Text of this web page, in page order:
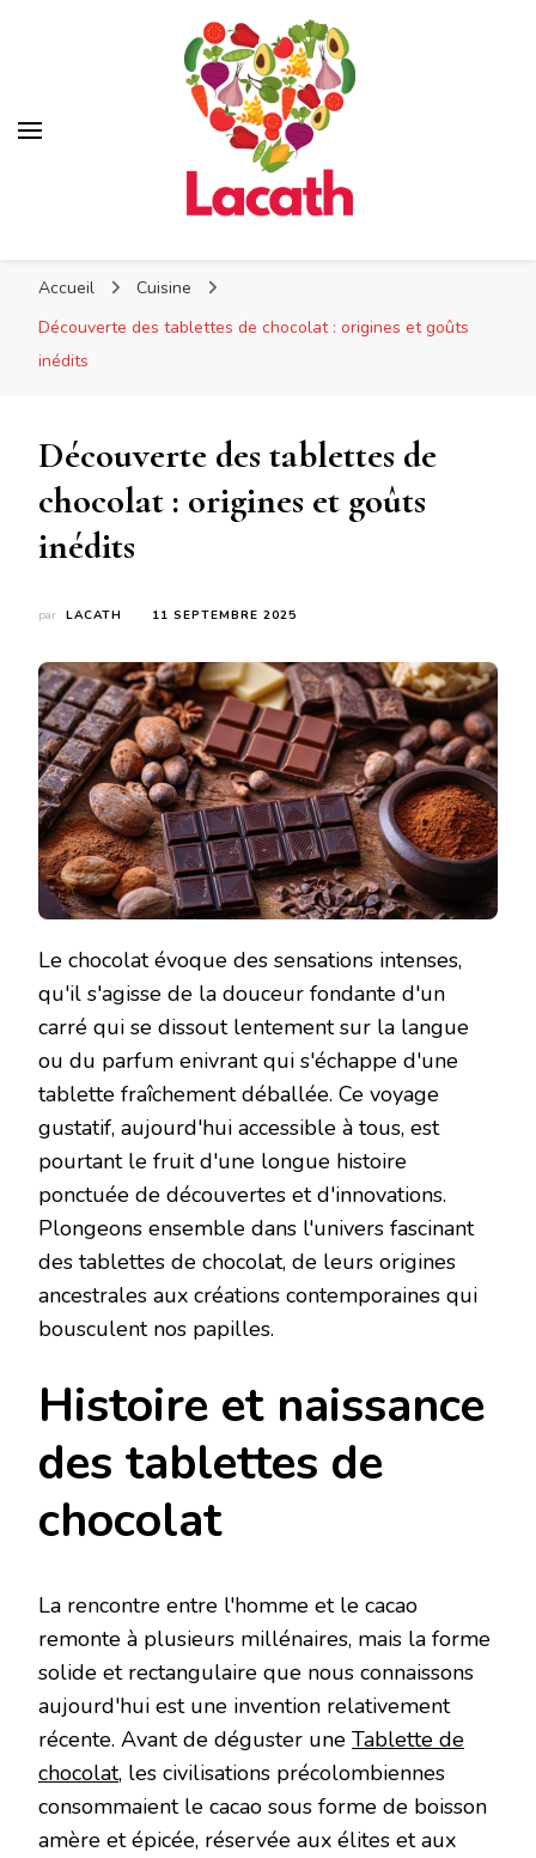
Accueil
Cuisine
Découverte des tablettes de chocolat : origines et goûts
inédits
Découverte des tablettes de
chocolat : origines et goûts
inédits
par LACATH 11 SEPTEMBRE 2025
Le chocolat évoque des sensations intenses,
qu'il s'agisse de la douceur fondante d'un
carré qui se dissout lentement sur la langue
ou du parfum enivrant qui s'échappe d'une
tablette fraîchement déballée. Ce voyage
gustatif, aujourd'hui accessible à tous, est
pourtant le fruit d'une longue histoire
ponctuée de découvertes et d'innovations.
Plongeons ensemble dans l'univers fascinant
des tablettes de chocolat, de leurs origines
ancestrales aux créations contemporaines qui
bousculent nos papilles.
Histoire et naissance
des tablettes de
chocolat
La rencontre entre l'homme et le cacao
remonte à plusieurs millénaires, mais la forme
solide et rectangulaire que nous connaissons
aujourd'hui est une invention relativement
récente. Avant de déguster une Tablette de
chocolat, les civilisations précolombiennes
consommaient le cacao sous forme de boisson
amère et épicée, réservée aux élites et aux